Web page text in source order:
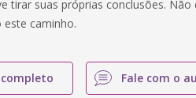
tirar suas próprias conclusões.
caminho.
Fale com o